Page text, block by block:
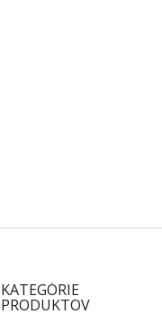
KATEGÓRIE
PRODUKTOV